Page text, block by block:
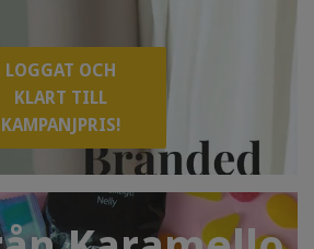
LOGGAT OCH
KLART TILL
KAMPANJPRIS!